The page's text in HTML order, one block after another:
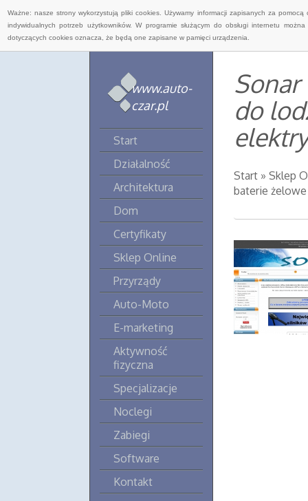
Ważne: nasze strony wykorzystują pliki cookies. Używamy informacji zapisanych za
indywidualnych potrzeb użytkowników. W programie służącym do obsługi internetu
dotyczących cookies oznacza, że będą one zapisane w pamięci urządzenia.
www.auto-
czar.pl
Start
Działalność
Architektura
Dom
Certyfikaty
Sklep Online
Przyrządy
Auto-Moto
E-marketing
Aktywność
fizyczna
Specjalizacje
Noclegi
Zabiegi
Software
Kontakt
do
Start » Sklep
baterie